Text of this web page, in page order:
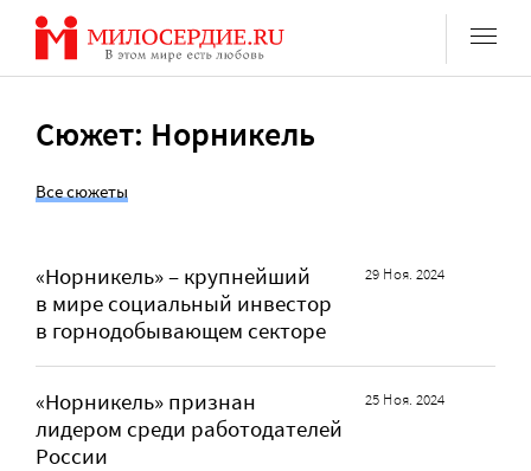
Перейти
содержанию
Сюжет: Норникель
Все сюжеты
«Норникель» – крупнейший
в мире социальный инвестор
в горнодобывающем секторе
29 Ноя. 2024
«Норникель» признан
лидером среди работодателей
России
25 Ноя. 2024